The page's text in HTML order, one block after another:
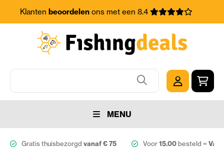
Klanten beoordelenons met een 8.4
MENU
Gratis thuisbezorgd vanaf € 75 Voor15.00besteld =